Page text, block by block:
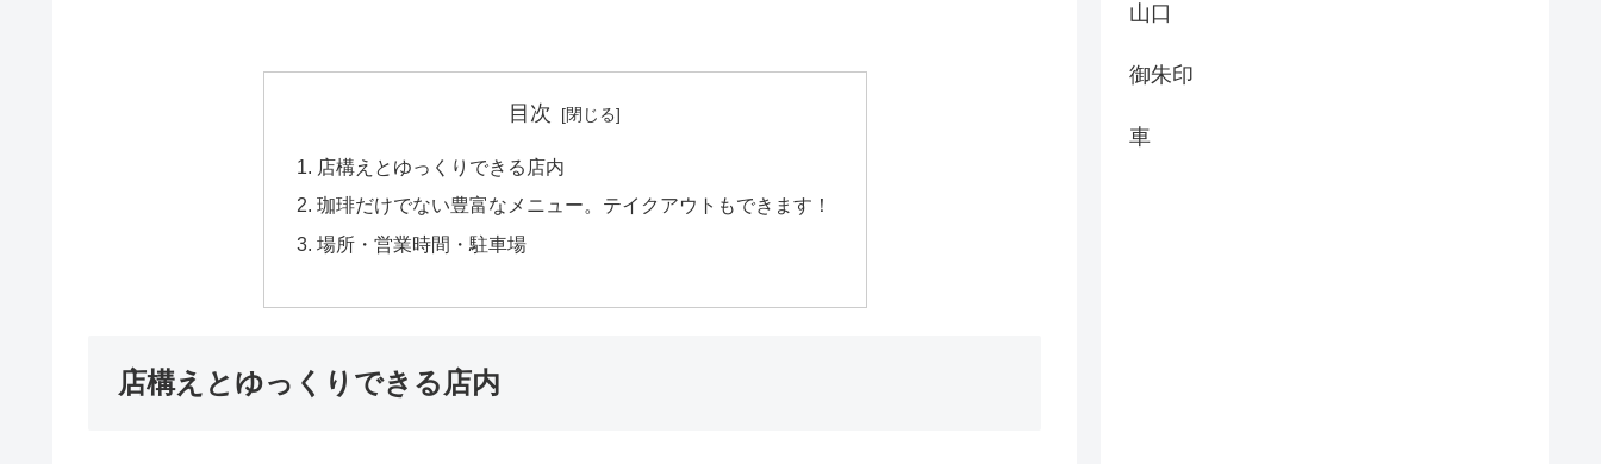
目次
店構えとゆっくりできる店内
珈琲だけでない豊富なメニュー。テイクアウトもできます！
場所・営業時間・駐車場
店構えとゆっくりできる店内
山口
御朱印
車